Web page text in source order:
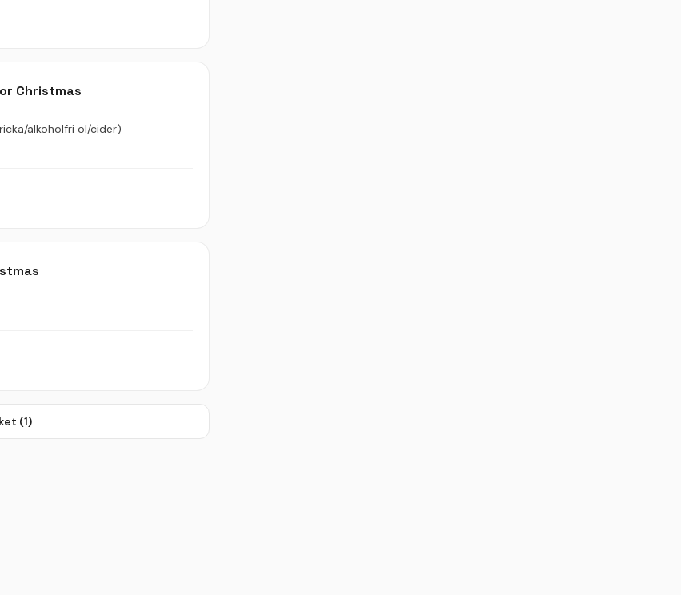
Christmas
alkoholfri öl/cider)
(1)